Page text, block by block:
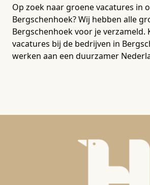
Op zoek naar groene vacatures in
Bergschenhoek? Wij hebben alle
Bergschenhoek voor je verzameld.
vacatures bij de bedrijven in
werken aan een duurzamer